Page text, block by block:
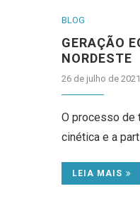
BLOG
GERAÇÃO
NORDESTE
26 de julho de 2021
O processo de
cinética e a
LEIA MAIS